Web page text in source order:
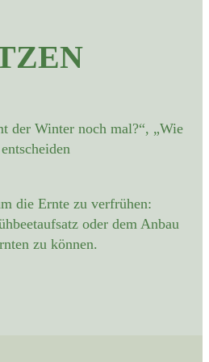
der Winter noch mal?“, „Wie
die Ernte zu verfrühen:
oder dem Anbau
zu können.